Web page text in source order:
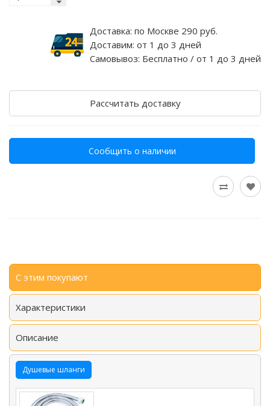
Доставка: по Москве 290 руб.
Доставим: от 1 до 3 дней
Самовывоз: Бесплатно / от 1 до 3 дней
Рассчитать доставку
Сообщить о наличии
С этим покупают
Характеристики
Описание
Душевые шланги